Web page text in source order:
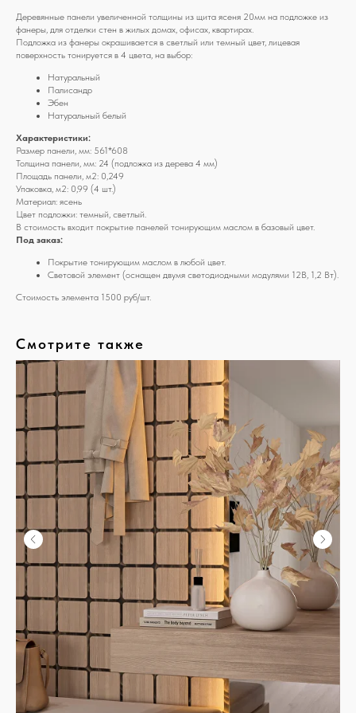
Деревянные панели увеличенной толщины из щита ясеня 20мм на подложке из
фанеры, для отделки стен в жилых домах, офисах, квартирах.
Подложка из фанеры окрашивается в светлый или темный цвет, лицевая
поверхность тонируется в 4 цвета, на выбор:
Натуральный
Палисандр
Эбен
Натуральный белый
Характеристики:
Размер панели, мм: 561*608
Толщина панели, мм: 24 (подложка из дерева 4 мм)
Площадь панели, м2: 0,249
Упаковка, м2: 0,99 (4 шт.)
Материал: ясень
Цвет подложки: темный, светлый.
В стоимость входит покрытие панелей тонирующим маслом в базовый цвет.
Под заказ:
Покрытие тонирующим маслом в любой цвет.
Световой элемент (оснащен двумя светодиодными модулями 12В, 1,2 Вт).
Стоимость элемента 1500 руб/шт.
Смотрите также